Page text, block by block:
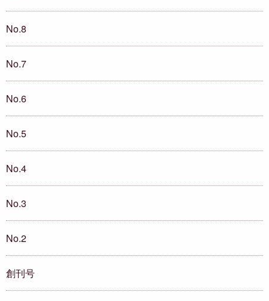
No.8
No.7
No.6
No.5
No.4
No.3
No.2
創刊号